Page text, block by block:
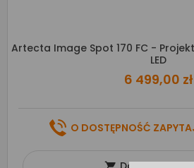
Artecta Image Spot 170 FC -
LED
6 499,00 zł
O DOSTĘPNOŚĆ